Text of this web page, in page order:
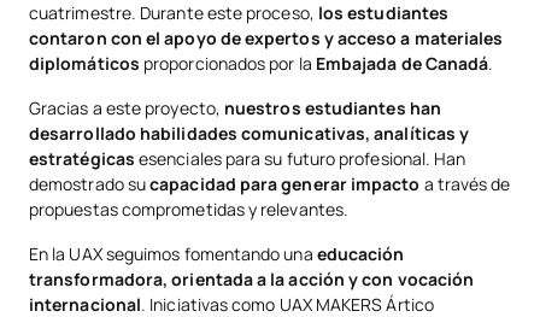
cuatrimestre. Durante este proceso, los estudiantes
contaron con el apoyo de expertos y acceso a materiales
diplomáticos proporcionados por la Embajada de Canadá.
Gracias a este proyecto, nuestros estudiantes han
desarrollado habilidades comunicativas, analíticas y
estratégicas esenciales para su futuro profesional. Han
demostrado sucapacidad para generar impacto a través de
propuestas comprometidas y relevantes.
En la UAX seguimos fomentando una educación
transformadora, orientada a la acción y con vocación
internacional. Iniciativas como UAX MAKERS Ártico